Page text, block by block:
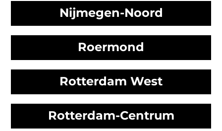
Nijmegen-Noord
Roermond
Rotterdam West
Rotterdam-Centrum